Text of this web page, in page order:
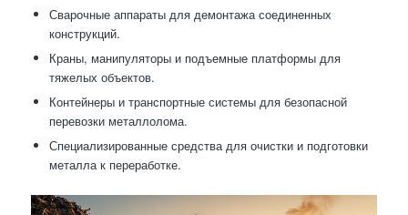
Сварочные аппараты для демонтажа соединенных
конструкций.
Краны, манипуляторы и подъемные платформы для
тяжелых объектов.
Контейнеры и транспортные системы для безопасной
перевозки металлолома.
Специализированные средства для очистки и подготовки
металла к переработке.